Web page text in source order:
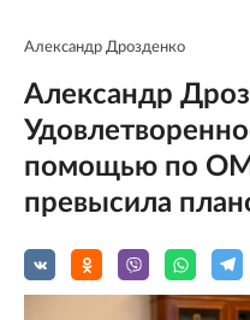
Александр Дрозденко
Александр
помощью по
превысила